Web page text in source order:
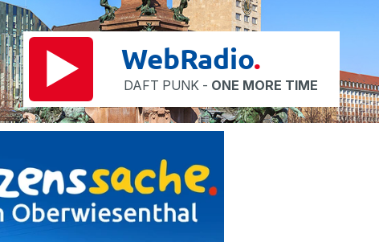
WebRadio
DAFT PUNK - ONE MORE TIME